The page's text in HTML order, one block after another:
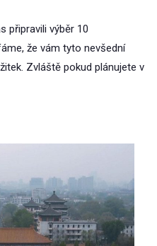
připravili výběr 10
že vám tyto nevšední
Zvláště pokud plánujete v